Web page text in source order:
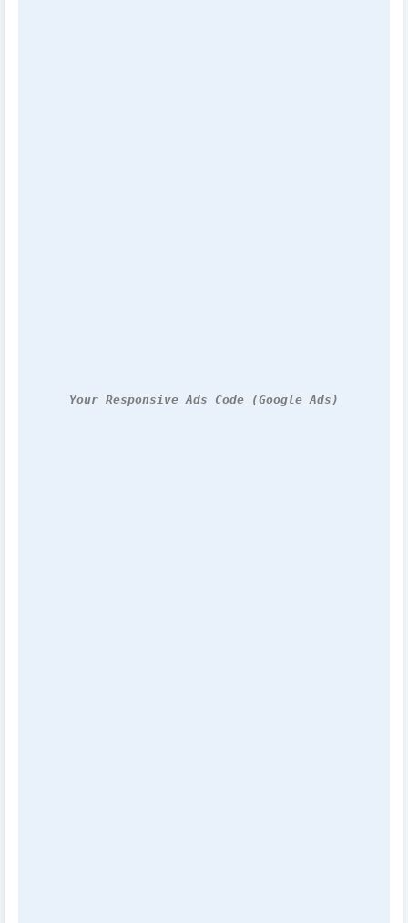
Your Responsive Ads Code (Google Ads)